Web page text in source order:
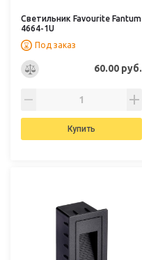
Светильник Favourite Fantum
4664-1U
Под заказ
60.00 руб.
Купить